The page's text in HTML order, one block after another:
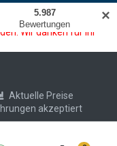
Bezahlmodul. In der
Krypto oder
Wir danken für Ihr
Aktuelle Preise
akzeptiert
✕